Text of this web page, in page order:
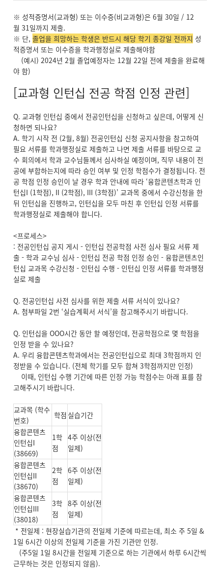
※ 성적증명서(교과형) 또는 이수증(비교과형)은 6월 30일 / 12
월 31일까지 제출.
※ 단, 졸업을 희망하는 학생은 반드시 해당 학기 종강일 전까지 성
적증명서 또는 이수증을 학과행정실로 제출해야함
(예시) 2024년 2월 졸업예정자는 12월 22일 전에 제출을 완료해
야 함)
[교과형 인턴십 전공 학점 인정 관련]
Q. 교과형 인턴십 중에서 전공인턴십을 신청하고 싶은데, 어떻게 신
청하면 되나요?
A. 학기 시작 전 (2월, 8월) 전공인턴십 신청 공지사항을 참고하여
필요 서류를 학과행정실로 제출하고 나면 제출 서류를 바탕으로 교
수 회의에서 학과 교수님들께서 심사하실 예정이며, 직무 내용이 전
공에 부합하는지에 따라 승인 여부 및 인정 학점수가 결정됩니다. 전
공 학점 인정 승인이 날 경우 학과 안내에 따라 ‘융합콘텐츠학과 인
턴십I (1학점), II (2학점), III (3학점)’ 교과목 중에서 수강신청을 한
뒤 인턴십을 진행하고, 인턴십을 모두 마친 후 인턴십 인정 서류를
학과행정실로 제출해야 합니다.
<프로세스>
: 전공인턴십 공지 게시 - 인턴십 전공학점 사전 심사 필요 서류 제
출 - 학과 교수님 심사 - 인턴십 전공 학점 인정 승인 - 융합콘텐츠인
턴십 교과목 수강신청 - 인턴십 수행 - 인턴십 인정 서류를 학과행정
실로 제출
Q. 전공인턴십 사전 심사를 위한 제출 서류 서식이 있나요?
A. 첨부파일 2번 ‘실습계획서 서식’을 참고해주시기 바랍니다.
Q. 인턴십을 OOO시간 동안 할 예정인데, 전공학점으로 몇 학점을
인정 받을 수 있나요?
A. 우리 융합콘텐츠학과에서는 전공인턴십으로 최대 3학점까지 인
정받을 수 있습니다. (전체 학기를 모두 합쳐 3학점까지만 인정)
이때, 인턴십 수행 기간에 따른 인정 가능 학점수는 아래 표를 참
고해주시기 바랍니다.
교과목 (학수
번호)
학점 실습기간
융합콘텐츠
인턴십I
(38669)
1학
점
4주 이상(전
일제)
융합콘텐츠
인턴십II
(38670)
2학
점
6주 이상(전
일제)
융합콘텐츠
인턴십III
(38018)
3학
점
8주 이상(전
일제)
* 전일제 : 현장실습기관의 전일제 기준에 따르는데, 최소 주 5일 &
1일 6시간 이상의 전일제 기준을 가진 기관만 인정.
(주5일 1일 8시간을 전일제 기준으로 하는 기관에서 하루 6시간씩
근무하는 것은 인정되지 않음).